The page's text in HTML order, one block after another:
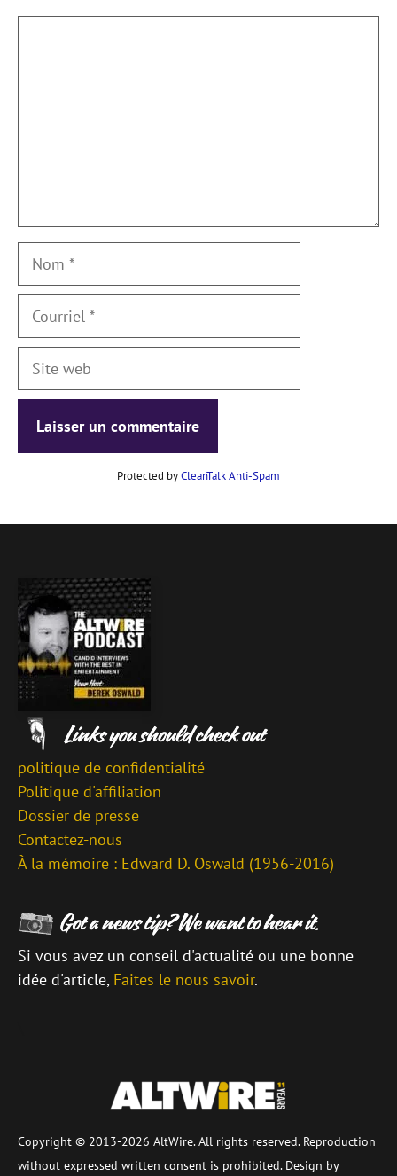
Nom
Courriel
Site
Protected byCleanTalk Anti-Spam
politique de confidentialité
Politique d'affiliation
Dossier de presse
Contactez-nous
À la mémoire : Edward D. Oswald (1956-2016)
Si vous avez un conseil d'actualité ou une bonne
idée d'article, Faites le nous savoir.
Copyright © 2013-2026 AltWire. All rights reserved. Reproduction
without expressed written consent is prohibited. Design by